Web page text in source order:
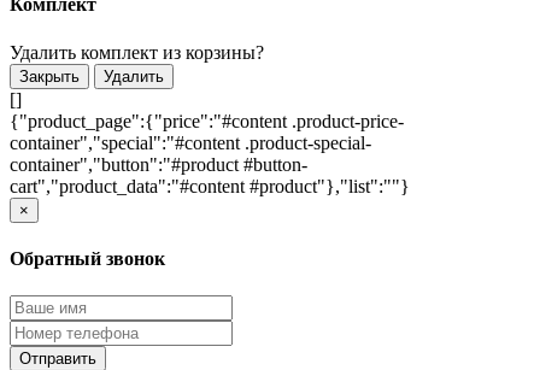
Комплект
Удалить комплект из корзины?
Закрыть Удалить
[]
{"product_page":{"price":"#content .product-price-
container","special":"#content .product-special-
container","button":"#product #button-
cart","product_data":"#content #product"},"list":""}
×
Обратный звонок
Отправить